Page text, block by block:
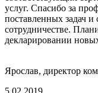
услуг. Спасибо за
поставленных задач и
сотрудничестве.
декларировании
Ярослав, директор
5 02 2019